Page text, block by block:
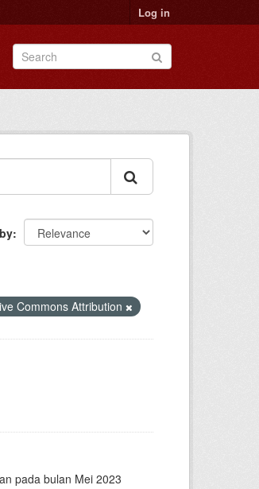
Log in
Commons Attribution
pada bulan Mei 2023